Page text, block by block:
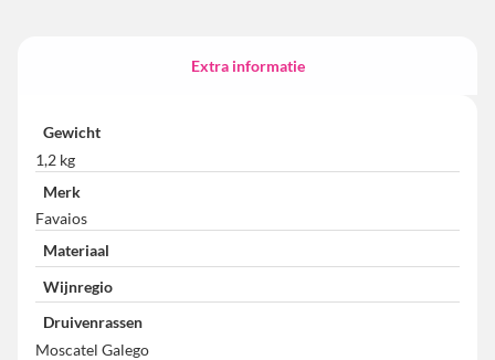
Extra informatie
Gewicht
1,2 kg
Merk
Favaios
Materiaal
Wijnregio
Druivenrassen
Moscatel Galego